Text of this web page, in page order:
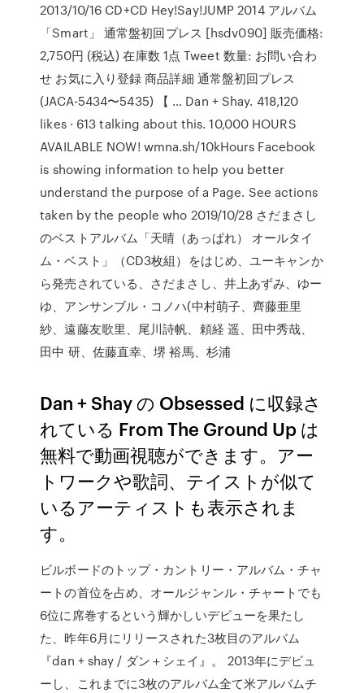
2013/10/16 CD+CD Hey!Say!JUMP 2014 アルバム
「Smart」 通常盤初回プレス [hsdv090] 販売価格:
2,750円 (税込) 在庫数 1点 Tweet 数量: お問い合わ
せ お気に入り登録 商品詳細 通常盤初回プレス
(JACA-5434〜5435) 【 … Dan + Shay. 418,120
likes · 613 talking about this. 10,000 HOURS
AVAILABLE NOW! wmna.sh/10kHours Facebook
is showing information to help you better
understand the purpose of a Page. See actions
taken by the people who 2019/10/28 さだまさし
のベストアルバム「天晴（あっぱれ） オールタイ
ム・ベスト」（CD3枚組）をはじめ、ユーキャンか
ら発売されている、さだまさし、井上あずみ、ゆー
ゆ、アンサンブル・コノハ(中村萌子、齊藤亜里
紗、遠藤友歌里、尾川詩帆、頼経 遥、田中秀哉、
田中 研、佐藤直幸、堺 裕馬、杉浦
Dan + Shay の Obsessed に収録さ
れている From The Ground Up は
無料で動画視聴ができます。アー
トワークや歌詞、テイストが似て
いるアーティストも表示されま
す。
ビルボードのトップ・カントリー・アルバム・チャ
ートの首位を占め、オールジャンル・チャートでも
6位に席巻するという輝かしいデビューを果たし
た、昨年6月にリリースされた3枚目のアルバム
『dan + shay / ダン＋シェイ』。 2013年にデビュ
ーし、これまでに3枚のアルバム全て米アルバムチ